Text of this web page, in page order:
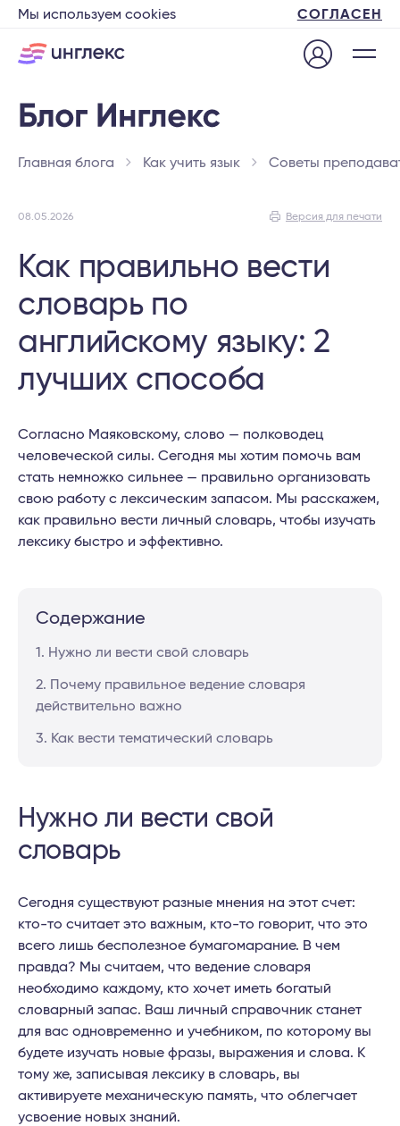
Мы используем cookies СОГЛАСЕН
Главная блога Как учить язык Советы
08.05.2026 Версия для печати
Как правильно вести
словарь по
английскому языку: 2
лучших способа
Согласно Маяковскому, слово — полководец
человеческой силы. Сегодня мы хотим помочь вам
стать немножко сильнее — правильно организовать
свою работу с лексическим запасом. Мы расскажем,
как правильно вести личный словарь, чтобы изучать
лексику быстро и эффективно.
Содержание
1. Нужно ли вести свой словарь
2. Почему правильное ведение словаря
действительно важно
3. Как вести тематический словарь
Нужно ли вести свой
словарь
Сегодня существуют разные мнения на этот счет:
кто-то считает это важным, кто-то говорит, что это
всего лишь бесполезное бумагомарание. В чем
правда? Мы считаем, что ведение словаря
необходимо каждому, кто хочет иметь богатый
словарный запас. Ваш личный справочник станет
для вас одновременно и учебником, по которому вы
будете изучать новые фразы, выражения и слова. К
тому же, записывая лексику в словарь, вы
активируете механическую память, что облегчает
усвоение новых знаний.